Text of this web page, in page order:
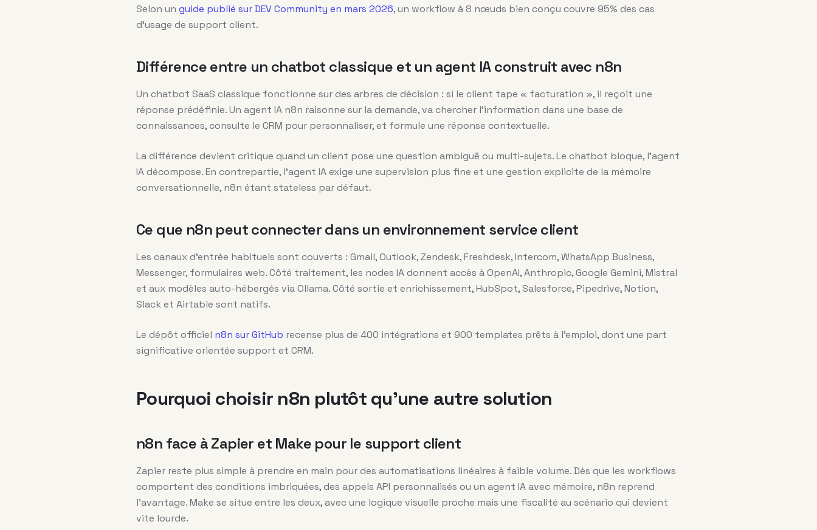
Selon un guide publié sur DEV Community en mars 2026, un workflow à 8 nœuds bien conçu couvre 95% des cas
d’usage de support client.
Différence entre un chatbot classique et un agent IA construit avec n8n
Un chatbot SaaS classique fonctionne sur des arbres de décision : si le client tape « facturation », il reçoit une
réponse prédéfinie. Un agent IA n8n raisonne sur la demande, va chercher l’information dans une base de
connaissances, consulte le CRM pour personnaliser, et formule une réponse contextuelle.
La différence devient critique quand un client pose une question ambiguë ou multi-sujets. Le chatbot bloque, l’agent
IA décompose. En contrepartie, l’agent IA exige une supervision plus fine et une gestion explicite de la mémoire
conversationnelle, n8n étant stateless par défaut.
Ce que n8n peut connecter dans un environnement service client
Les canaux d’entrée habituels sont couverts : Gmail, Outlook, Zendesk, Freshdesk, Intercom, WhatsApp Business,
Messenger, formulaires web. Côté traitement, les nodes IA donnent accès à OpenAI, Anthropic, Google Gemini, Mistral
et aux modèles auto-hébergés via Ollama. Côté sortie et enrichissement, HubSpot, Salesforce, Pipedrive, Notion,
Slack et Airtable sont natifs.
Le dépôt officiel n8n sur GitHub recense plus de 400 intégrations et 900 templates prêts à l’emploi, dont une part
significative orientée support et CRM.
Pourquoi choisir n8n plutôt qu’une autre solution
n8n face à Zapier et Make pour le support client
Zapier reste plus simple à prendre en main pour des automatisations linéaires à faible volume. Dès que les workflows
comportent des conditions imbriquées, des appels API personnalisés ou un agent IA avec mémoire, n8n reprend
l’avantage. Make se situe entre les deux, avec une logique visuelle proche mais une fiscalité au scénario qui devient
vite lourde.